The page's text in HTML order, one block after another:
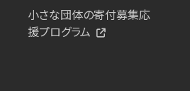
小さな団体の寄付募集応
援プログラム